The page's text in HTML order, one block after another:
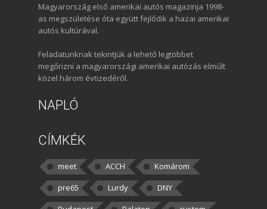
Magyarország első amerikai autós magazinja 1998-
as megszületése óta együtt fejlődik a hazai amerikai
autós kultúrával.
Feladatunknak tekintjük a lehető legtöbbet
megőrizni a magyarországi amerikai autózás elmúlt
közel három évtizedéről.
NAPLÓ
CÍMKÉK
meet ACCH
Komárom
pre65
Lurdy
DNY